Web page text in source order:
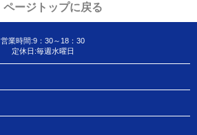
ページトップに戻る
営業時間:9：30～18：30
定休日:毎週水曜日